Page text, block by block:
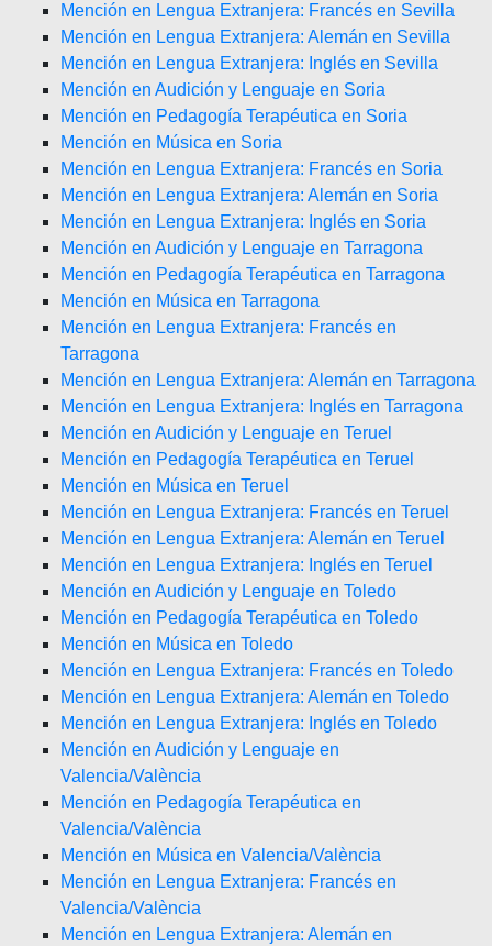
Mención en Lengua Extranjera: Francés en Sevilla
Mención en Lengua Extranjera: Alemán en Sevilla
Mención en Lengua Extranjera: Inglés en Sevilla
Mención en Audición y Lenguaje en Soria
Mención en Pedagogía Terapéutica en Soria
Mención en Música en Soria
Mención en Lengua Extranjera: Francés en Soria
Mención en Lengua Extranjera: Alemán en Soria
Mención en Lengua Extranjera: Inglés en Soria
Mención en Audición y Lenguaje en Tarragona
Mención en Pedagogía Terapéutica en Tarragona
Mención en Música en Tarragona
Mención en Lengua Extranjera: Francés en
Tarragona
Mención en Lengua Extranjera: Alemán en Tarragona
Mención en Lengua Extranjera: Inglés en Tarragona
Mención en Audición y Lenguaje en Teruel
Mención en Pedagogía Terapéutica en Teruel
Mención en Música en Teruel
Mención en Lengua Extranjera: Francés en Teruel
Mención en Lengua Extranjera: Alemán en Teruel
Mención en Lengua Extranjera: Inglés en Teruel
Mención en Audición y Lenguaje en Toledo
Mención en Pedagogía Terapéutica en Toledo
Mención en Música en Toledo
Mención en Lengua Extranjera: Francés en Toledo
Mención en Lengua Extranjera: Alemán en Toledo
Mención en Lengua Extranjera: Inglés en Toledo
Mención en Audición y Lenguaje en
Valencia/València
Mención en Pedagogía Terapéutica en
Valencia/València
Mención en Música en Valencia/València
Mención en Lengua Extranjera: Francés en
Valencia/València
Mención en Lengua Extranjera: Alemán en